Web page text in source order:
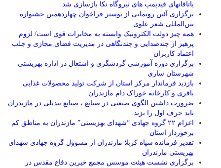
یاتاقانهای فیدپمپ های نیروگاه نکا بازسازی شد.
برگزاری آئین رونمایی از پوستر فراخوان چهاردهمین جشنواره
بین‌المللی شعر علوی
همه چیز دولت الکترونیک وابسته به مخابرات قوی است/ لزوم
پرهیز از چندصدایی و چندنگاهی در مدیریت فضای مجازی و جلب
اعتماد کاربران
برگزاری دوره آموزشی گردشگری و اشتغال در اداره بهزیستی
شهرستان ساری
بازدید فرماندار مرکز استان از شرکت تولید محصولات غذایی
باقری و کارخانه خوراک دام مازندران
ضرورت داشتن الگوی صنعتی در صنایع ، صنایع تبدیلی در مازندران
باید حرف اول را بزند.
اعزام ۲۲ گروه جهادی “شهدای بهزیستی” مازندران به مناطق کم
برخوردار استان
تقدیر فرمانده سپاه کربلا مازندران از مسوول گروه جهادی شهدای
بهزیستی مازندران
برگزاری نشست هیئت موسس مجمع خیرین دفاع مقدس در